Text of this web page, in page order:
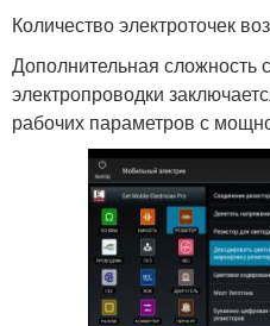
Количество электроточек
Дополнительная сложность
электропроводки
рабочих параметров с